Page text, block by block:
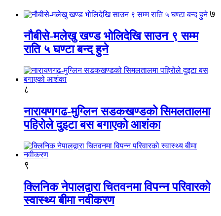
७
नौबीसे-मलेखु खण्ड भोलिदेखि साउन ९ सम्म
राति ५ घण्टा बन्द हुने
८
नारायणगढ-मुग्लिन सडकखण्डको सिमलतालमा
पहिरोले दुइटा बस बगाएको आशंका
९
क्लिनिक नेपालद्वारा चितवनमा विपन्न परिवारको
स्वास्थ्य बीमा नवीकरण